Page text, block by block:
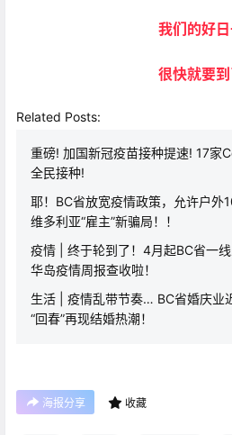
我们的好
很快就要
Related Posts:
重磅! 加国新冠疫苗接种提速! 17家
全民接种!
耶！BC省放宽疫情政策，允许户外
维多利亚“雇主”新骗局！！
疫情 | 终于轮到了！4月起BC省一
华岛疫情周报查收啦！
生活 | 疫情乱带节奏… BC省婚庆业
“回春”再现结婚热潮！
海报分享 收藏